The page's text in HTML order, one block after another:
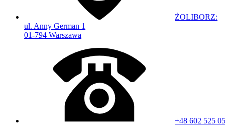
ŻOLIBORZ:
ul. Anny German 1
01-794 Warszawa
+48 602 525